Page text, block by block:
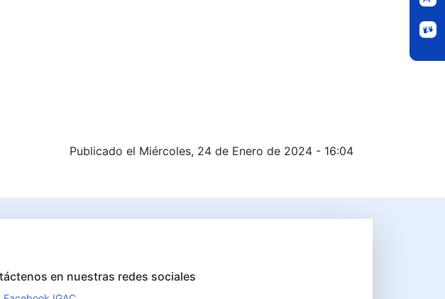
Publicado el Miércoles, 24 de Enero de 2024 - 16:04
en nuestras redes sociales